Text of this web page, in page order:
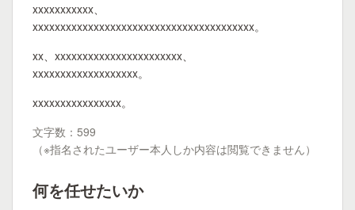
xxxxxxxxxxx、
xxxxxxxxxxxxxxxxxxxxxxxxxxxxxxxxxxxxxxxx。
xx、xxxxxxxxxxxxxxxxxxxxxxx、
xxxxxxxxxxxxxxxxxxx。
xxxxxxxxxxxxxxxx。
文字数：599
（※指名されたユーザー本人しか内容は閲覧できません）
何を任せたいか